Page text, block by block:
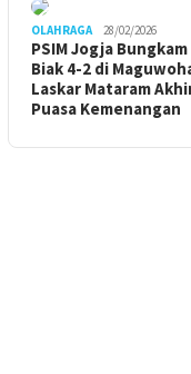
OLAHRAGA 28/02/2026
PSIM Jogja Bungkam
Biak 4-2 di
Laskar Mataram
Puasa Kemenangan